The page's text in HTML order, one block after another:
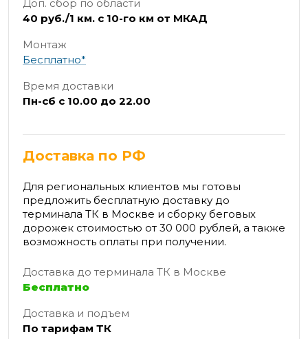
Доп. сбор по области
40 руб./1 км. с 10-го км от МКАД
Монтаж
Бесплатно*
Время доставки
Пн-сб с 10.00 до 22.00
Доставка по РФ
Для региональных клиентов мы готовы
предложить бесплатную доставку до
терминала ТК в Москве и сборку беговых
дорожек стоимостью от 30 000 рублей, а также
возможность оплаты при получении.
Доставка до терминала ТК в Москве
Бесплатно
Доставка и подъем
По тарифам ТК